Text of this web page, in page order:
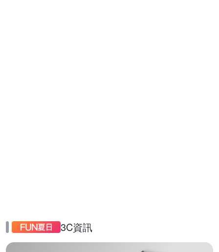
3C資訊